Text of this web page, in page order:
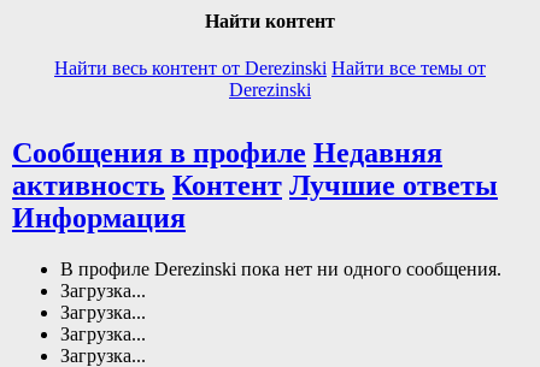
Найти контент
Найти весь контент от Derezinski Найти все темы от
Derezinski
Сообщения в профиле Недавняя
активность Контент Лучшие ответы
Информация
В профиле Derezinski пока нет ни одного сообщения.
Загрузка...
Загрузка...
Загрузка...
Загрузка...